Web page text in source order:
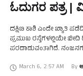
ಓದುಗರ ಪತ್ರ |
ದಕ್ಷಿಣ ಕಾಶಿ ಎಂದೇ ಖ್ಯಾತಿ
ಪ್ರಮುಖ ರಸ್ತೆಗಳಲ್ಲಿಯೇ ಬೀದಿ
ಪರದಾಡುವಂತಾಗಿದೆ.
ಕಿಲೋಮೀಟರ್‌ವರೆಗೂ …
March 6, 2:57 AM By